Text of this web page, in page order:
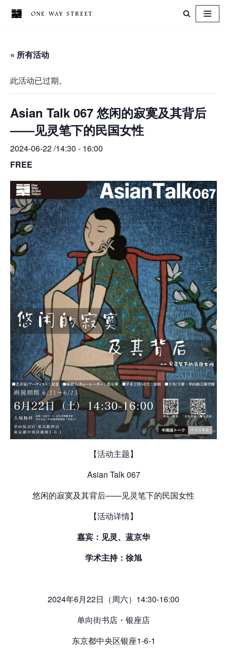
正
« 所有活动
此活动已过期。
Asian Talk 067 悠闲的寂寞及其背后
——见灵笔下的民国女性
2024-06-22 /14:30 - 16:00
FREE
【活动主题】
Asian Talk 067
悠闲的寂寞及其背后——见灵笔下的民国女性
【活动详情】
嘉宾：见灵、蓝京华
学术主持：徐旭
2024年6月22日（周六）14:30-16:00
单向街书店・银座店
东京都中央区银座1-6-1